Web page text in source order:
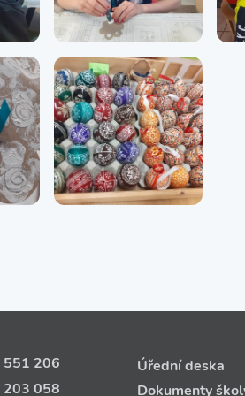
206
058
Úřední deska
Dokumenty